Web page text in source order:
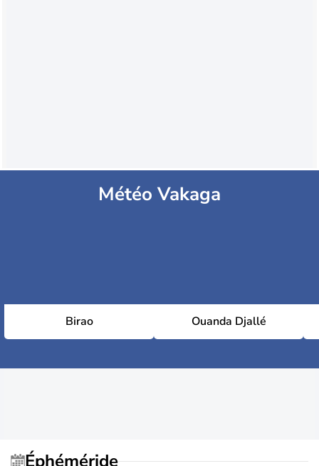
Météo Vakaga
Birao Ouanda Djallé
Éphéméride